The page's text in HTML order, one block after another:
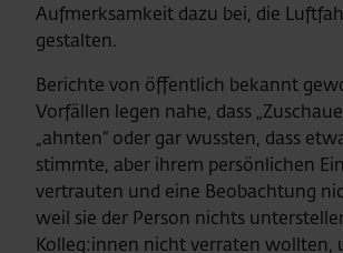
Aufmerksamkeit dazu bei, die
gestalten.
Berichte von öffentlich bekannt
Vorfällen legen nahe, dass
„ahnten“ oder gar wussten, dass
stimmte, aber ihrem persönlichen
vertrauten und eine Beobachtung
weil sie der Person nichts
Kolleg:innen nicht verraten wollten,